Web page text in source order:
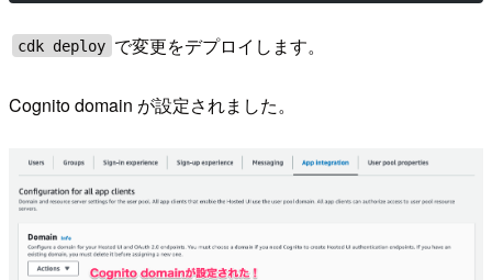
cdk deploy で変更をデプロイします。
Cognito domain が設定されました。